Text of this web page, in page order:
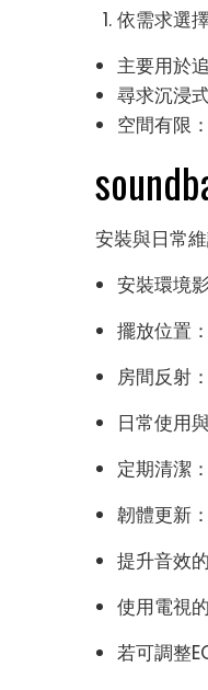
依需求選
主要用於
尋求沉浸
空間有限
安裝與日常
安裝環境
擺放位置
房間反射
日常使用
定期清潔
韌體更新
提升音效
使用電視
若可調整